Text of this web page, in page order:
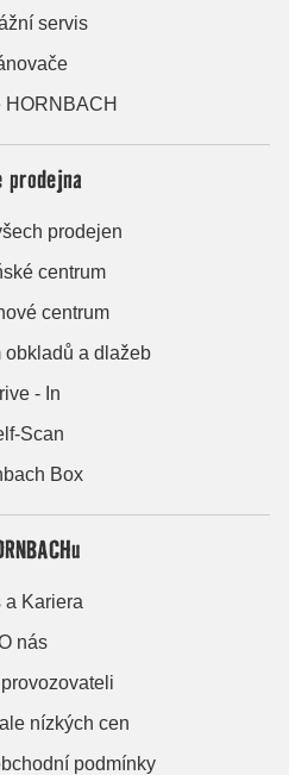
servis
HORNBACH
prodejna
prodejen
centrum
centrum
obkladů a dlažeb
- In
Scan
Box
a Kariera
nás
nízkých cen
podmínky